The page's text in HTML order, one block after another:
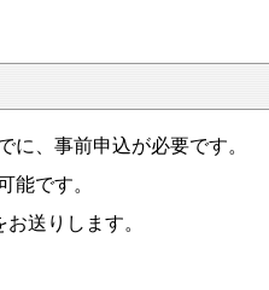
に、事前申込が必要です。
能です。
送りします。